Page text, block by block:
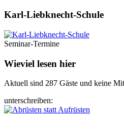
Karl-Liebknecht-­Schule
Seminar-Termine
Wieviel lesen hier
Aktuell sind 287 Gäste und keine
unterschreiben: